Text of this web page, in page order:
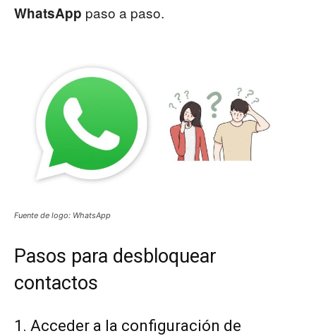
WhatsApp paso a paso.
Fuente de logo: WhatsApp
Pasos para desbloquear
contactos
1. Acceder a la configuración de